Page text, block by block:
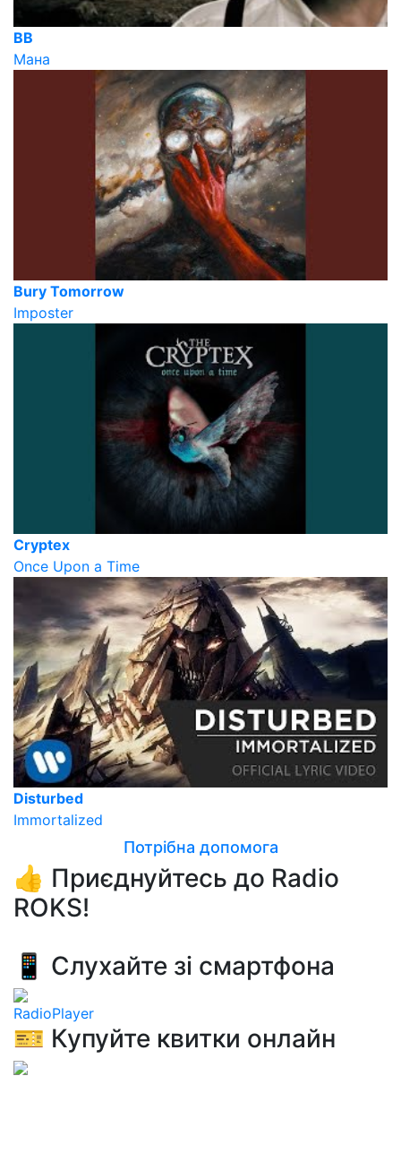
ВВ
Мана
Bury Tomorrow
Imposter
Cryptex
Once Upon a Time
Disturbed
Immortalized
Потрібна допомога
👍 Приєднуйтесь до Radio
ROKS!
📱 Слухайте зі смартфона
RadioPlayer
🎫 Купуйте квитки онлайн